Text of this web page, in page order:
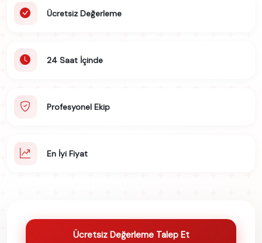
Ücretsiz Değerleme
24 Saat İçinde
Profesyonel Ekip
En İyi Fiyat
Ücretsiz Değerleme Talep Et